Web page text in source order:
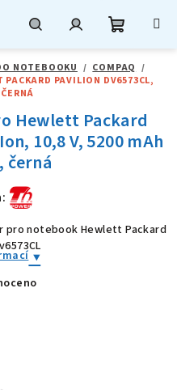
NOTEBOOKU / COMPAQ /
PAVILION DV6573CL,
Hewlett Packard
10,8 V, 5200 mAh
černá
pro notebook Hewlett Packard